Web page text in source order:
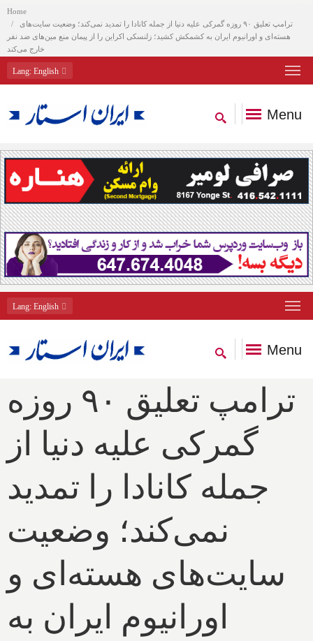
Home
ترامپ تعلیق ۹۰ روزه گمرکی علیه دنیا از جمله کانادا را تمدید نمی‌کند؛ وضعیت سایت‌های
هسته‌ای و اورانیوم ایران به کشمکش کشید؛ زلنسکی اکراین را از پیمان منع مین‌های ضد نفر
خارج می‌کند
Lang: English
Menu
Lang: English
Menu
ترامپ تعلیق ۹۰ روزه
گمرکی علیه دنیا از
جمله کانادا را تمدید
نمی‌کند؛ وضعیت
سایت‌های هسته‌ای و
اورانیوم ایران به